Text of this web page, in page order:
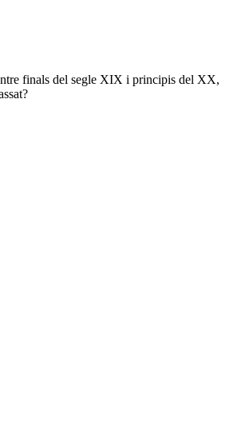
finals del segle XIX i principis del XX,